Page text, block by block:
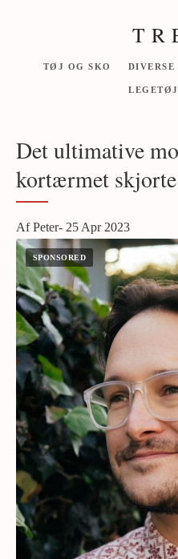
T R
TØJ OG SKO DIVERSE
LEGETØJ
Det ultimative
kortærmet skjorte
Af Peter- 25 Apr 2023